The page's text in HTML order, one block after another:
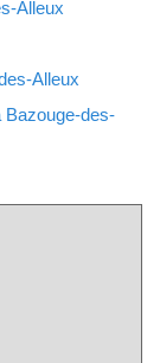
Alleux
Alleux
Bazouge-des-